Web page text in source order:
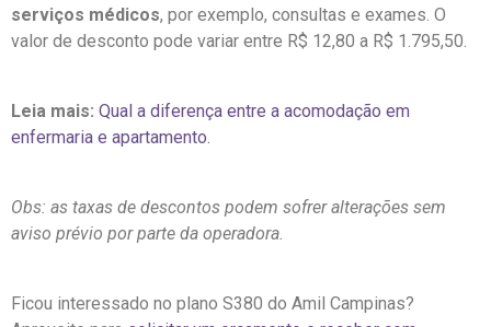
serviços médicos, por exemplo, consultas e exames. O
valor de desconto pode variar entre R$ 12,80 a R$ 1.795,50.
Leia mais: Qual a diferença entre a acomodação em
enfermaria e apartamento.
Obs: as taxas de descontos podem sofrer alterações sem
aviso prévio por parte da operadora.
Ficou interessado no plano S380 do Amil Campinas?